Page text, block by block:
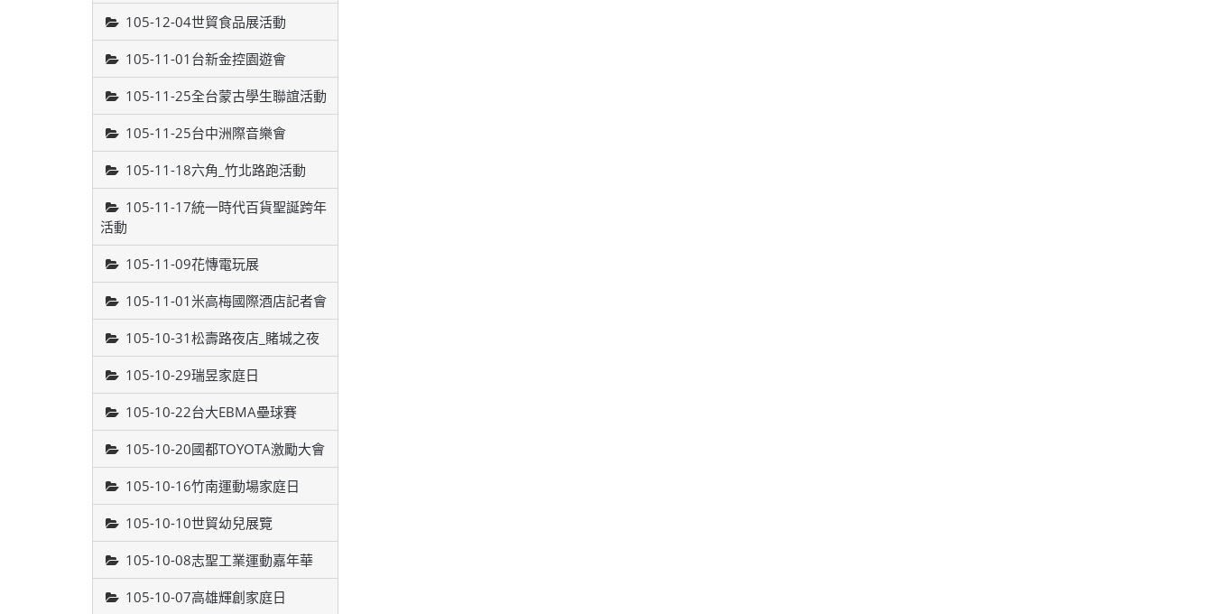
105-12-04世貿食品展活動
105-11-01台新金控園遊會
105-11-25全台蒙古學生聯誼活動
105-11-25台中洲際音樂會
105-11-18六角_竹北路跑活動
105-11-17統一時代百貨聖誕跨年
活動
105-11-09花慱電玩展
105-11-01米高梅國際酒店記者會
105-10-31松壽路夜店_賭城之夜
105-10-29瑞昱家庭日
105-10-22台大EBMA壘球賽
105-10-20國都TOYOTA激勵大會
105-10-16竹南運動場家庭日
105-10-10世貿幼兒展覽
105-10-08志聖工業運動嘉年華
105-10-07高雄輝創家庭日